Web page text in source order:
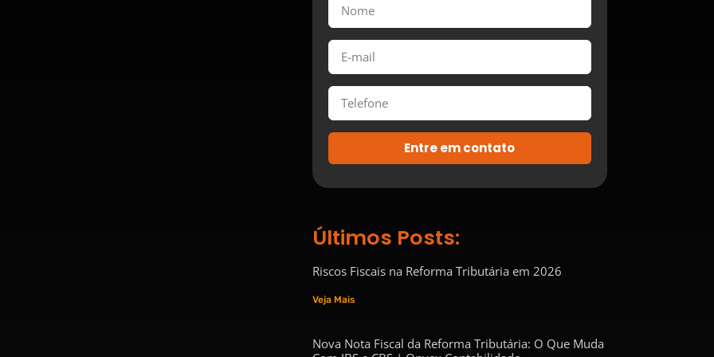
Entre em contato
Últimos Posts:
Riscos Fiscais na Reforma Tributária em 2026
Veja Mais
Nova Nota Fiscal da Reforma Tributária: O Que Muda